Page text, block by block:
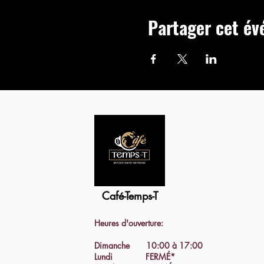
Partager cet
Café-Temps-T
Heures d'ouverture:
Dimanche 10:00 à 17:00
Lundi FERMÉ*